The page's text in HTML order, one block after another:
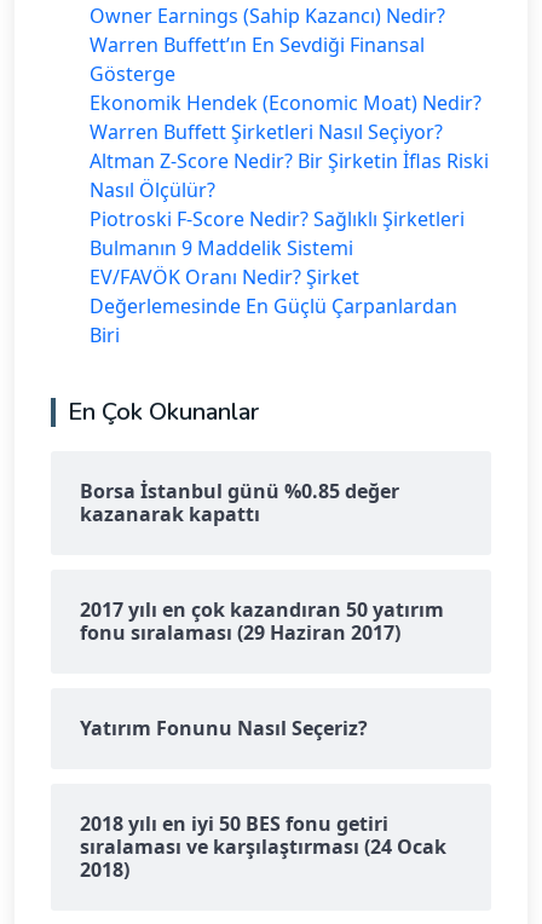
Owner Earnings (Sahip Kazancı) Nedir?
Warren Buffett’ın En Sevdiği Finansal
Gösterge
Ekonomik Hendek (Economic Moat) Nedir?
Warren Buffett Şirketleri Nasıl Seçiyor?
Altman Z-Score Nedir? Bir Şirketin İflas Riski
Nasıl Ölçülür?
Piotroski F-Score Nedir? Sağlıklı Şirketleri
Bulmanın 9 Maddelik Sistemi
EV/FAVÖK Oranı Nedir? Şirket
Değerlemesinde En Güçlü Çarpanlardan
Biri
En Çok Okunanlar
Borsa İstanbul günü %0.85 değer
kazanarak kapattı
2017 yılı en çok kazandıran 50 yatırım
fonu sıralaması (29 Haziran 2017)
Yatırım Fonunu Nasıl Seçeriz?
2018 yılı en iyi 50 BES fonu getiri
sıralaması ve karşılaştırması (24 Ocak
2018)